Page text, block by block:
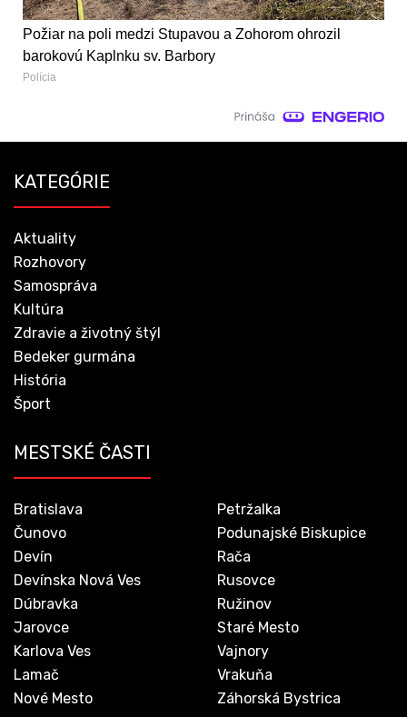
Požiar na poli medzi Stupavou a Zohorom ohrozil
barokovú Kaplnku sv. Barbory
Polícia
KATEGÓRIE
Aktuality
Rozhovory
Samospráva
Kultúra
Zdravie a životný štýl
Bedeker gurmána
História
Šport
MESTSKÉ ČASTI
Bratislava
Čunovo
Devín
Devínska Nová Ves
Dúbravka
Jarovce
Karlova Ves
Lamač
Nové Mesto
Petržalka
Podunajské Biskupice
Rača
Rusovce
Ružinov
Staré Mesto
Vajnory
Vrakuňa
Záhorská Bystrica